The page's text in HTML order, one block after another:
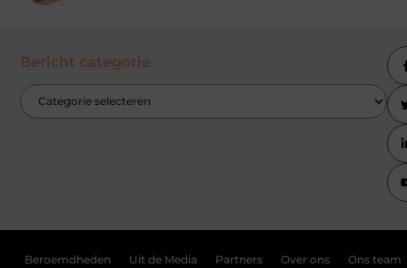
Bericht categorie
Beroemdheden Uit de Media Partners Over ons Ons team